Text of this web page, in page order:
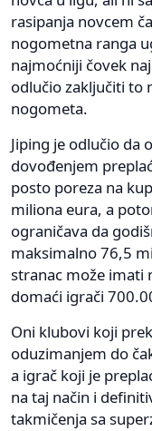
rasipanja novcem
nogometna ranga
najmoćniji čovek
odlučio zaključiti to
nogometa.
Jiping je odlučio da
dovođenjem
posto poreza na
miliona eura, a
ograničava da
maksimalno 76,5
stranac može imati
domaći igrači
Oni klubovi koji
oduzimanjem do
a igrač koji je
na taj način i
takmičenja sa